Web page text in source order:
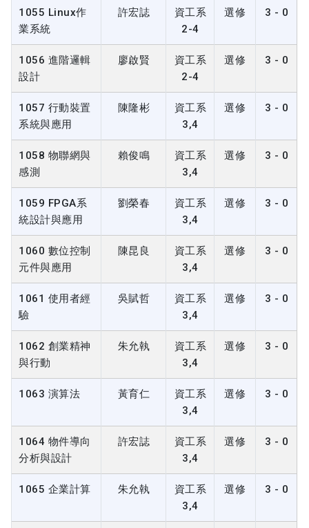
1055 Linux作
業系統
許宏誌
資工系
2-4
選修 3 - 0
1056 進階邏輯
設計
廖啟賢
資工系
2-4
選修 3 - 0
1057 行動裝置
系統與應用
陳隆彬
資工系
3,4
選修 3 - 0
1058 物聯網與
感測
賴俊鳴
資工系
3,4
選修 3 - 0
1059 FPGA系
統設計與應用
劉榮春
資工系
3,4
選修 3 - 0
1060 數位控制
元件與應用
陳昆良
資工系
3,4
選修 3 - 0
1061 使用者經
驗
吳賦哲
資工系
3,4
選修 3 - 0
1062 創業精神
與行動
朱允執
資工系
3,4
選修 3 - 0
1063 演算法 黃育仁
資工系
3,4
選修 3 - 0
1064 物件導向
分析與設計
許宏誌
資工系
3,4
選修 3 - 0
1065 企業計算 朱允執
資工系
3,4
選修 3 - 0